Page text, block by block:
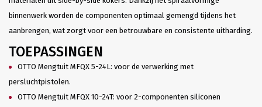
binnenwerk worden de componenten optimaal gemengd tijdens het
aanbrengen, wat zorgt voor een betrouwbare en consistente uitharding.
TOEPASSINGEN
OTTO Mengtuit MFQX 5-24L: voor de verwerking met
persluchtpistolen.
OTTO Mengtuit MFQX 10-24T: voor 2-componenten siliconen